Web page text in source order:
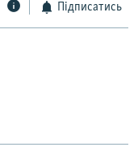
Підписатись